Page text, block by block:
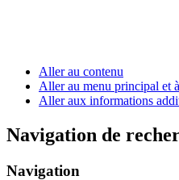
Aller au contenu
Aller au menu principal et
Aller aux informations
Navigation de
Navigation